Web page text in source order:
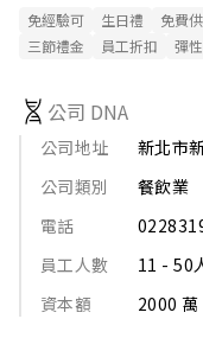
免經驗可 生日禮 免費
三節禮金
員工折扣 彈
公司 DNA
公司地址
新北市
公司類別
餐飲業
電話
員工人數
11 - 50
資本額
2000 萬